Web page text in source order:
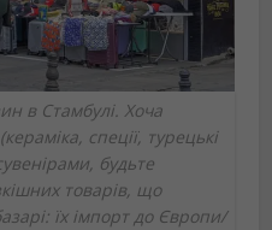
в Стамбулі. Хоча
спеції, турецькі
будьте
товарів, що
їх імпорт до Європи/